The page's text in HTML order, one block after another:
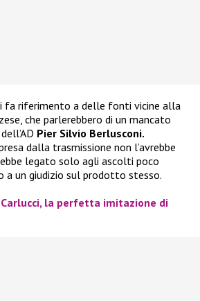
fa riferimento a delle fonti vicine alla
che parlerebbero di un mancato
Pier Silvio Berlusconi.
dalla trasmissione non l’avrebbe
legato solo agli ascolti poco
a un giudizio sul prodotto stesso.
la perfetta imitazione di